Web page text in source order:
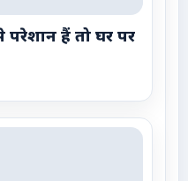
हैं तो घर पर